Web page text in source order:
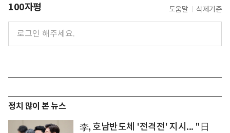
100자평 도움말 삭제기준
정치 많이 본 뉴스
李, 호남반도체 '전격전' 지시... "日